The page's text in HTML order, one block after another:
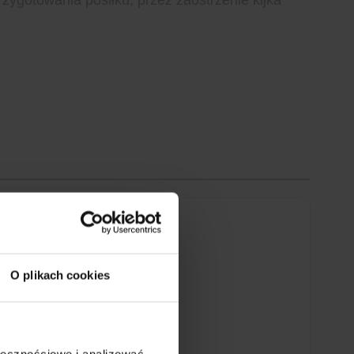
O plikach cookies